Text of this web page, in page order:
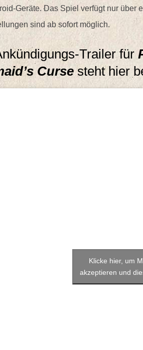
Geräte. Das Spiel verfügt nur über
sind ab sofort möglich.
Trailer für
Cursesteht hier
Klicke hier, um
akzeptieren und